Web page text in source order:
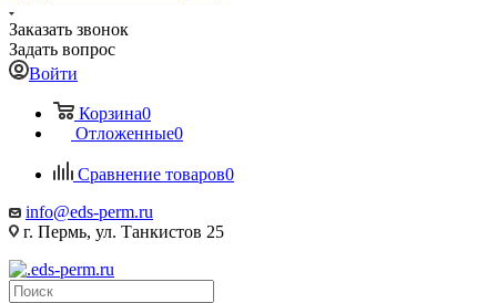
Заказать звонок
Задать вопрос
Войти
Корзина0
Отложенные0
Сравнение товаров0
info@eds-perm.ru
г. Пермь, ул. Танкистов 25